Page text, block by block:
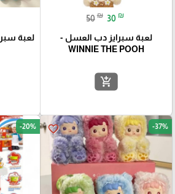
50 ₪ 30 ₪
لعبة سبرايز دب العسل -
WINNIE THE POOH
add_shopping_cart
favorite_border -37%
-20%